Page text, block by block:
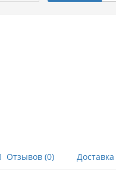
Отзывов (0) Доставка